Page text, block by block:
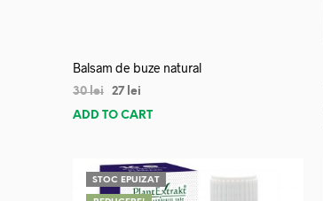
Balsam de buze natural
30lei 27 lei
ADD TO CART
STOC EPUIZAT